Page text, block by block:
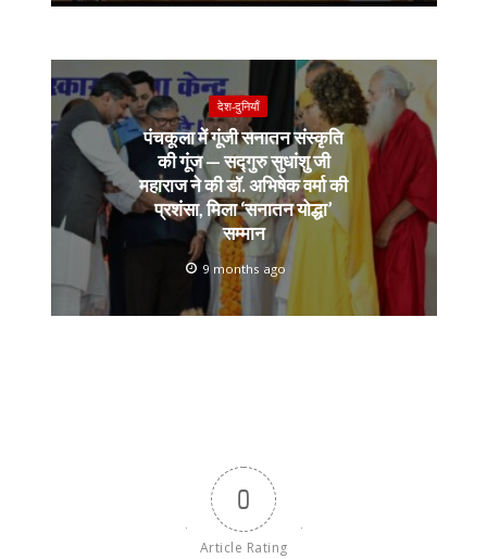
देश-दुनियाँ
पंचकूला में गूंजी सनातन संस्कृति
की गूंज — सद्गुरु सुधांशु जी
महाराज ने की डॉ. अभिषेक वर्मा की
प्रशंसा, मिला ‘सनातन योद्धा’
सम्मान
9 months ago
0
Article Rating